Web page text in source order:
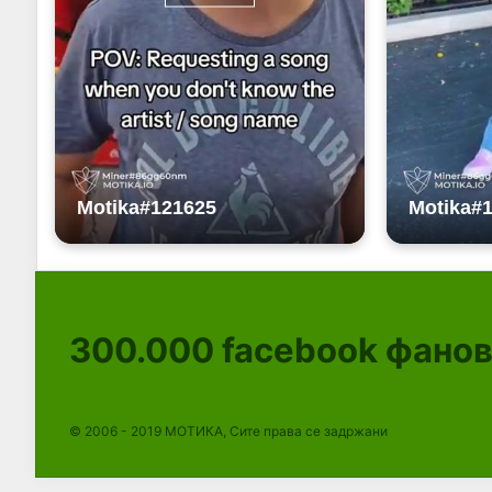
300.000 facebook
© 2006 - 2019 МОТИКА, Сите права се задржани